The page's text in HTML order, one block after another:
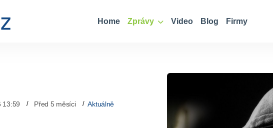
Home Zprávy Video Blog Firmy
13:59 Před 5 měsíci Aktuálně